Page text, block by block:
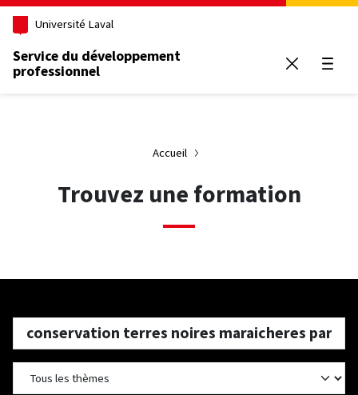
Aller au contenu principal
Université Laval
Service du développement
professionnel
Accueil
Trouvez une formation